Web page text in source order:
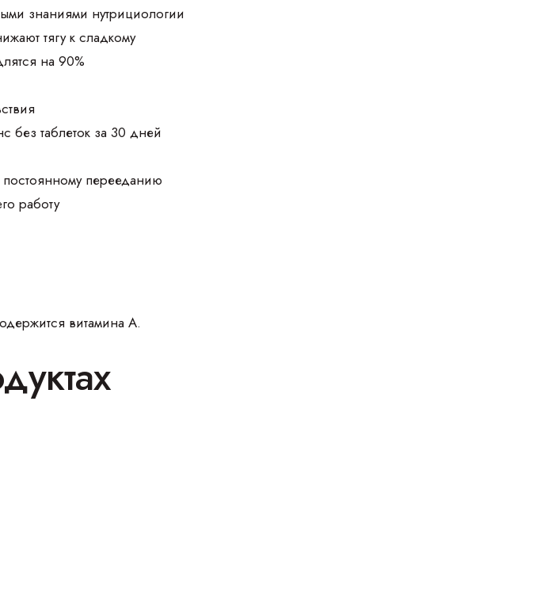
знаниями нутрициологии
тягу к сладкому
на 90%
без таблеток за 30 дней
перееданию
работу
витамина А.